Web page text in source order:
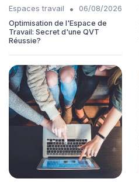
Espaces travail •
06/08/2026
Optimisation de l'Espace de
Travail: Secret d'une QVT
Réussie?